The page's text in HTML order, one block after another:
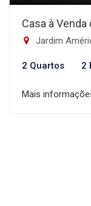
Casa à
Jardim
2 Quartos 2
Mais